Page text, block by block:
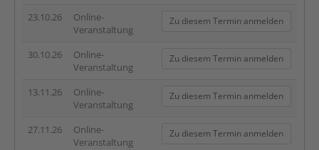
23.10.26
Online-
Veranstaltung
Zu diesem Termin anmelden
30.10.26
Online-
Veranstaltung
Zu diesem Termin anmelden
13.11.26
Online-
Veranstaltung
Zu diesem Termin anmelden
27.11.26
Online-
Veranstaltung
Zu diesem Termin anmelden